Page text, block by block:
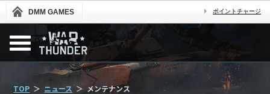
DMM GAMES ポイントチャージ
TOP ニュース メンテナンス